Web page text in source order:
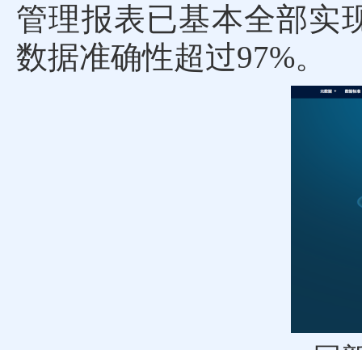
管理报表已基本全部实
数据准确性超过97%。